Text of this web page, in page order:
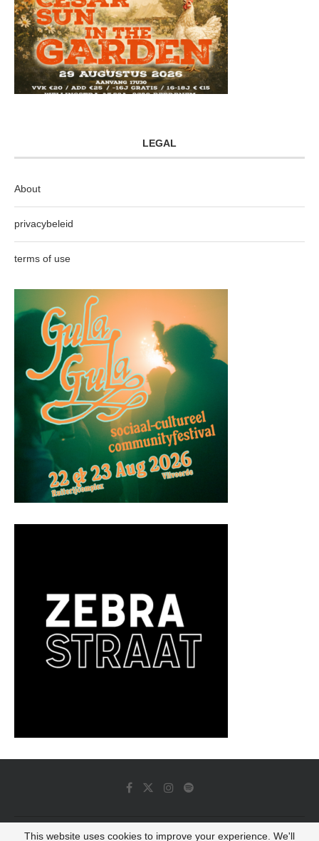
LEGAL
About
privacybeleid
terms of use
© 2022 - Luminous Dash All Rights Reserved
This website uses cookies to improve your experience. We'll